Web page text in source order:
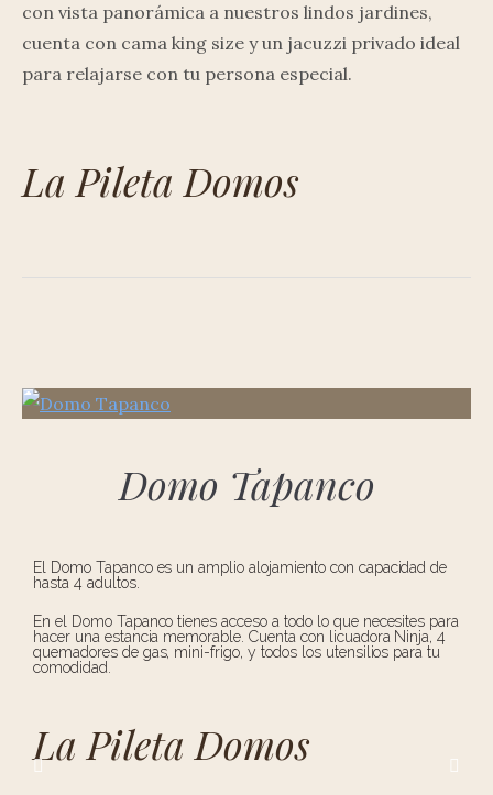
con vista panorámica a nuestros lindos jardines,
cuenta con cama king size y un jacuzzi privado ideal
para relajarse con tu persona especial.
La Pileta Domos
Domo Tapanco
El Domo Tapanco es un amplio alojamiento con capacidad de
hasta 4 adultos.
En el Domo Tapanco tienes acceso a todo lo que necesites para
hacer una estancia memorable. Cuenta con licuadora Ninja, 4
quemadores de gas, mini-frigo, y todos los utensilios para tu
comodidad.
La Pileta Domos